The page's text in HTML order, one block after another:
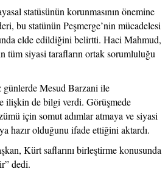
statüsünün korunmasının önemine
bu statünün Peşmerge’nin mücadelesi
elde edildiğini belirtti. Haci Mahmud,
tüm siyasi tarafların ortak sorumluluğu
Mesud Barzani ile
ilişkin de bilgi verdi. Görüşmede
için somut adımlar atmaya ve siyasi
hazır olduğunu ifade ettiğini aktardı.
Kürt saflarını birleştirme konusunda
dedi.